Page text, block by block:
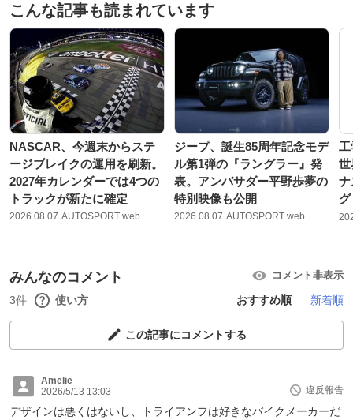
こんな記事も読まれています
NASCAR、今週末からステ
ージブレイクの運用を刷新。
2027年カレンダーでは4つの
トラックが新たに確定
2026.08.07 AUTOSPORT web
ジープ、誕生85周年記念モデ
ル第1弾の『ラングラー』発
表。アンバサダー平野歩夢の
特別映像も公開
2026.08.07 AUTOSPORT web
工
世
みんなのコメント コメント非表示
3件 使い方 おすすめ順 新着順
この記事にコメントする
Amelie
2026/5/13 13:03
違反報告
デザインは悪くはないし、トライアンフは好きなバイクメーカーだ